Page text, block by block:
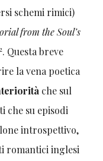
schemi rimici)
from the Soul’s
. Questa breve
la vena poetica
che sul
che su episodi
introspettivo,
romantici inglesi